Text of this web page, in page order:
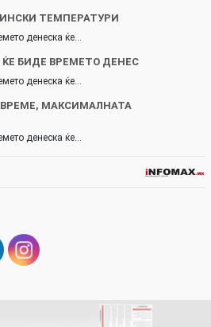
ТЕМПЕРАТУРИ
денеска ќе…
БИДЕ ВРЕМЕТО ДЕНЕС
денеска ќе…
МАКСИМАЛНАТА
денеска ќе…